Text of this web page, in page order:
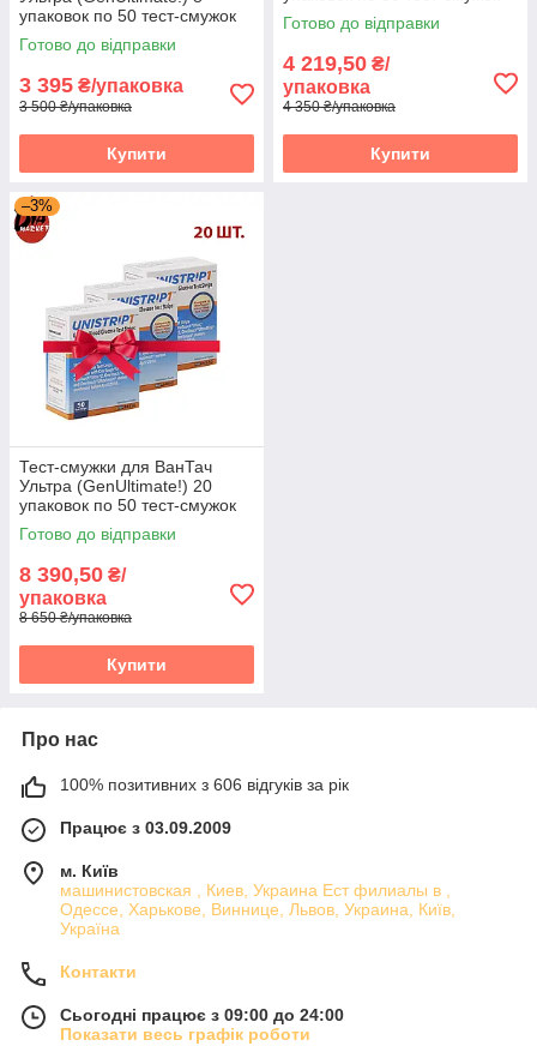
упаковок по 50 тест-смужок
Готово до відправки
3 395 ₴/упаковка
3 500 ₴/упаковка
Купити
Готово до відправки
4 219,50 ₴/
упаковка
4 350 ₴/упаковка
Купити
–3%
Тест-смужки для ВанТач
Ультра (GenUltimate!) 20
упаковок по 50 тест-смужок
Готово до відправки
8 390,50 ₴/
упаковка
8 650 ₴/упаковка
Купити
Про нас
100% позитивних з 606 відгуків за рік
Працює з 03.09.2009
м. Київ
машинистовская , Киев, Украина Ест филиалы в ,
Одессе, Харькове, Виннице, Львов, Украина, Київ,
Україна
Контакти
Сьогодні працює з 09:00 до 24:00
Показати весь графік роботи